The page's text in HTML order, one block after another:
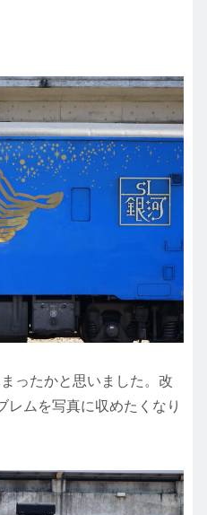
ったかと思いました。改
レムを写真に収めたくなり